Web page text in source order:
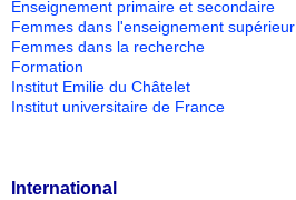
Enseignement primaire et secondaire
Femmes dans l'enseignement supérieur
Femmes dans la recherche
Formation
Institut Emilie du Châtelet
Institut universitaire de France
International